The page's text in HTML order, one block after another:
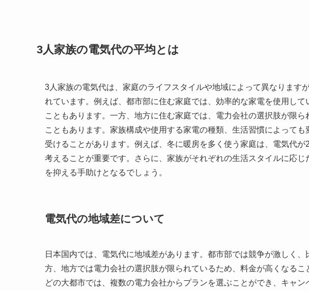
3人家族の電気代の平均とは
3人家族の電気代は、家庭のライフスタイルや地域によって異なります
れています。例えば、都市部に住む家庭では、効率的な家電を使用し
こともあります。一方、地方に住む家庭では、電力会社の選択肢が限
こともあります。家族構成や使用する家電の種類、生活習慣によって
受けることがあります。例えば、冬に暖房を多く使う家庭は、電気代
考えることが重要です。さらに、家族がそれぞれの生活スタイルに応
を抑える手助けとなるでしょう。
電気代の地域差について
日本国内では、電気代に地域差があります。都市部では競争が激しく
方、地方では電力会社の選択肢が限られているため、料金が高くなる
どの大都市では、複数の電力会社からプランを選ぶことができ、キャ